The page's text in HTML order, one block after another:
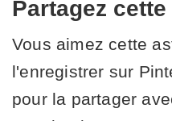
Partagez
Vous aimez cette
l'enregistrer sur
pour la partager